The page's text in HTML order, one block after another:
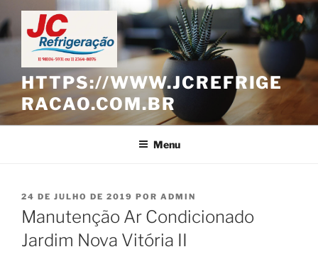
Pular
para
o
conteúdo
HTTPS://WWW.JCREFRIGE
RACAO.COM.BR
Menu
PUBLICADO
EM
24 DE JULHO DE 2019 POR ADMIN
Manutenção Ar Condicionado
Jardim Nova Vitória II